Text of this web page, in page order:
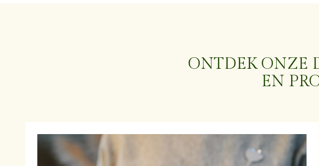
ONTDEK ONZE
EN